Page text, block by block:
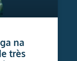
na
très